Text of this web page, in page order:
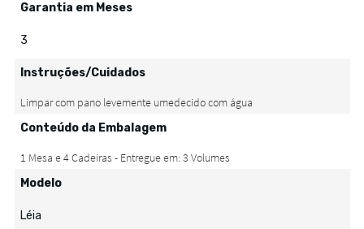
Garantia em Meses
3
Instruções/Cuidados
Conteúdo da Embalagem
Modelo
Léia